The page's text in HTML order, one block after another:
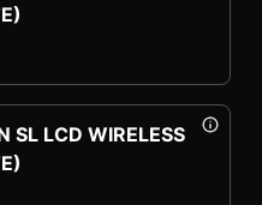
SL LCD WIRELESS